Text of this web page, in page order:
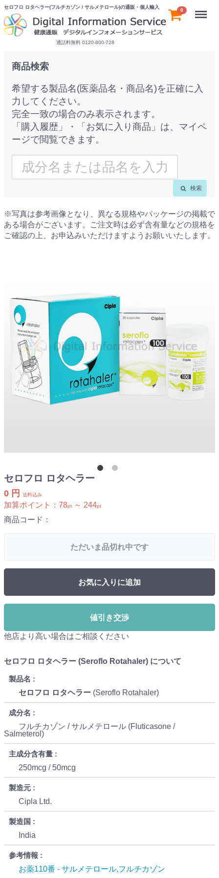
セロフロ ロタヘラー(フルチカゾン / サルメテロール)の通販・個人輸入
通話料無料 0120-800-728
0 Menu
商品検索
希望する製品名(医薬品名・商品名)を正確に入
力してください。
完全一致の場合のみ表示されます。
「購入履歴」・「お気に入り商品」は、マイペ
ージで閲覧できます。
検索
※写真は参考画像となり、異なる規格やパッケージの掲載で
ある場合がございます。ご注文時は必ず含有量などの規格を
ご確認の上、お申込みいただけますようお願いいたします。
セロフロ ロタヘラー
0 円 送料込み
加算ポイント： 78pt ～ 244pt
商品コード：
ただいま品切れ中です
お気に入りに追加
値引き交渉
他店より高い場合はご相談ください
セロフロ ロタヘラー (Seroflo Rotahaler) について
製品名
セロフロ ロタヘラー (Seroflo Rotahaler)
成分名
フルチカゾン / サルメテロール (Fluticasone /
Salmeterol)
主成分含有量
250mcg / 50mcg
製造元
Cipla Ltd.
製造国
India
参考情報
お薬110番 - サルメテロール,フルチカゾン